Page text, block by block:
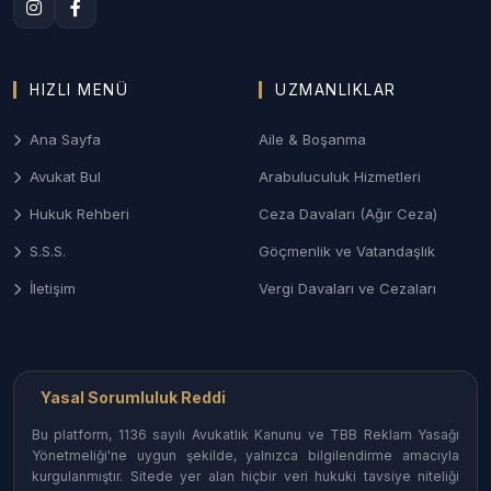
çekişmeli boşanma, velayet, nafaka ve mal
süreç yönetimi.
dosyalarında haklarınızı koruyan etkin savunma
desteği.
4. Ticaret ve Şirketler Hukuku
Aydın İlçelerinde Avukat Erişimi
Aydın’ın her noktasındaki uzman hukukçulara
HIZLI MENÜ
Ana Sayfa
Avukat Bul
Hukuk Rehberi
S.S.S.
İletişim
UZMANLIKLAR
Aile & Boşanma
Arabuluculuk Hizmetleri
Ceza Davaları (Ağır Ceza)
Göçmenlik ve Vatandaşlık
Vergi Davaları ve Cezaları
Yasal Sorumluluk Reddi
Bu platform, 1136 sayılı Avukatlık Kanunu ve TBB Reklam Yasağı
Yönetmeliği'ne uygun şekilde, yalnızca bilgilendirme amacıyla
kurgulanmıştır. Sitede yer alan hiçbir veri hukuki tavsiye niteliği